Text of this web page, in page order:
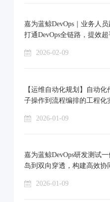
嘉为蓝鲸DevOps｜业务人
打通DevOps全链路，提效超
2026-02-09
【运维自动化规划】自动化
子操作到流程编排的工程化
2026-01-09
嘉为蓝鲸DevOps研发测试
岛到双向穿透，构建高效协
2026-01-09